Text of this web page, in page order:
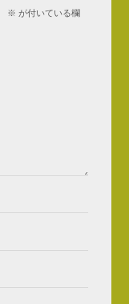
※ が付いている欄